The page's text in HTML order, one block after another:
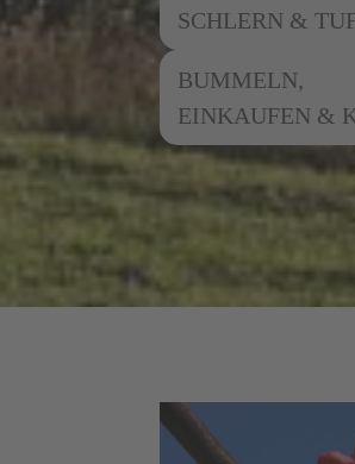
SCHLERN &
BUMMELN,
EINKAUFEN &